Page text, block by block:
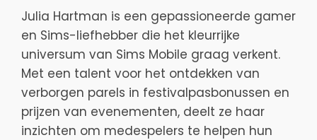
Julia Hartman is een gepassioneerde gamer
en Sims-liefhebber die het kleurrijke
universum van Sims Mobile graag verkent.
Met een talent voor het ontdekken van
verborgen parels in festivalpasbonussen en
prijzen van evenementen, deelt ze haar
inzichten om medespelers te helpen hun